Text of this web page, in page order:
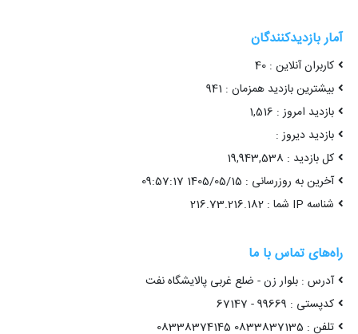
آمار بازدیدکنندگان
کاربران آنلاین : 40
بیشترین بازدید همزمان : 941
بازدید امروز : 1,516
بازدید دیروز :
کل بازدید : 19,943,538
آخرین به روزرسانی : 1405/05/15 09:57:17
شناسه IP شما : 216.73.216.182
راه‌های تماس با ما
آدرس : بلوار زن - ضلع غربی پالایشگاه نفت
کدپستی : 99669 - 67147
تلفن : 0833837135 08338374145